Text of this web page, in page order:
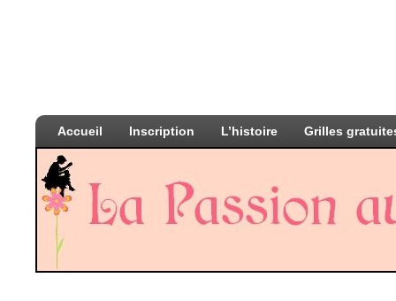
Accueil Inscription L’histoire Grilles